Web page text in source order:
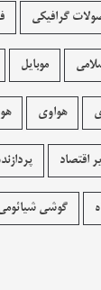
گرافيکی
موبایل
هواوی
اقتصاد
گوشی